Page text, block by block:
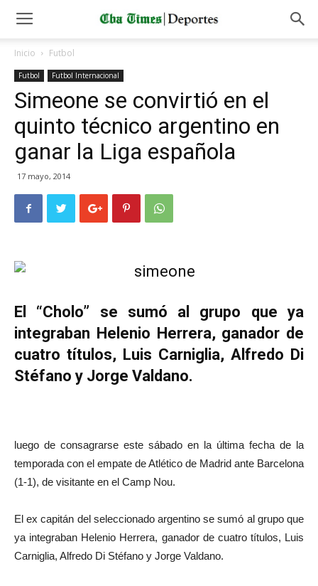
Inicio Futbol
Futbol Futbol Internacional
Simeone se convirtió en el
quinto técnico argentino en
ganar la Liga española
17 mayo, 2014
El “Cholo” se sumó al grupo que ya
integraban Helenio Herrera, ganador de
cuatro títulos, Luis Carniglia, Alfredo Di
Stéfano y Jorge Valdano.
luego de consagrarse este sábado en la última fecha de la
temporada con el empate de Atlético de Madrid ante Barcelona
(1-1), de visitante en el Camp Nou.
El ex capitán del seleccionado argentino se sumó al grupo que
ya integraban Helenio Herrera, ganador de cuatro títulos, Luis
Carniglia, Alfredo Di Stéfano y Jorge Valdano.